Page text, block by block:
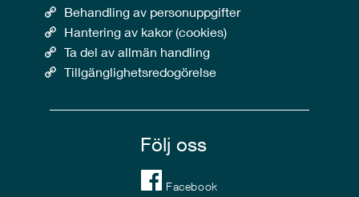
Behandling av personuppgifter
Hantering av kakor (cookies)
Ta del av allmän handling
Tillgänglighetsredogörelse
Följ oss
Facebook